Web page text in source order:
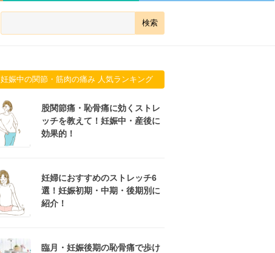
妊娠中の関節・筋肉の痛み 人気ランキング
股関節痛・恥骨痛に効くストレ
ッチを教えて！妊娠中・産後に
効果的！
妊婦におすすめのストレッチ6
選！妊娠初期・中期・後期別に
紹介！
臨月・妊娠後期の恥骨痛で歩け